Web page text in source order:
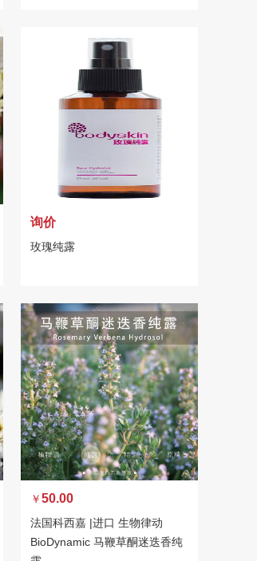
询价
玫瑰纯露
￥50.00
法国科西嘉 |进口 生物律动
BioDynamic 马鞭草酮迷迭香纯